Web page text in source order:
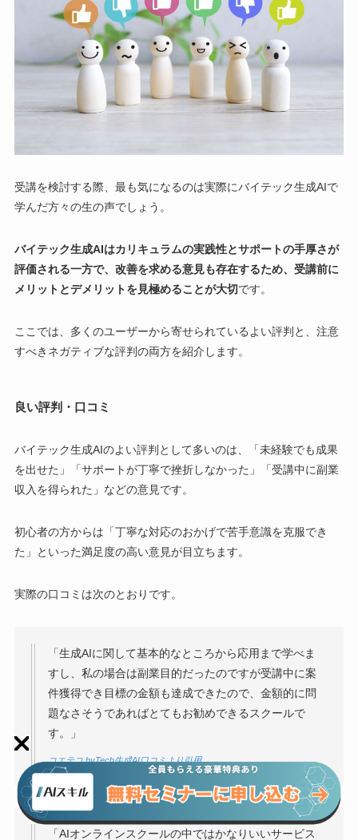
受講を検討する際、最も気になるのは実際にバイテック生成AIで
学んだ方々の生の声でしょう。
バイテック生成AIはカリキュラムの実践性とサポートの手厚さが
評価される一方で、改善を求める意見も存在するため、受講前に
メリットとデメリットを見極めることが大切です。
ここでは、多くのユーザーから寄せられているよい評判と、注意
すべきネガティブな評判の両方を紹介します。
良い評判・口コミ
バイテック生成AIのよい評判として多いのは、「未経験でも成果
を出せた」「サポートが丁寧で挫折しなかった」「受講中に副業
収入を得られた」などの意見です。
初心者の方からは「丁寧な対応のおかげで苦手意識を克服でき
た」といった満足度の高い意見が目立ちます。
実際の口コミは次のとおりです。
「生成AIに関して基本的なところから応用まで学べま
すし、私の場合は副業目的だったのですが受講中に案
件獲得でき目標の金額も達成できたので、金額的に問
題なさそうであればとてもお勧めできるスクールで
す。」
コエテコ byTech生成AI口コミより引用
「AIオンラインスクールの中ではかなりいいサービス